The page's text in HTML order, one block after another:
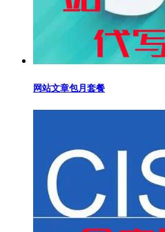
网站文章包月套餐